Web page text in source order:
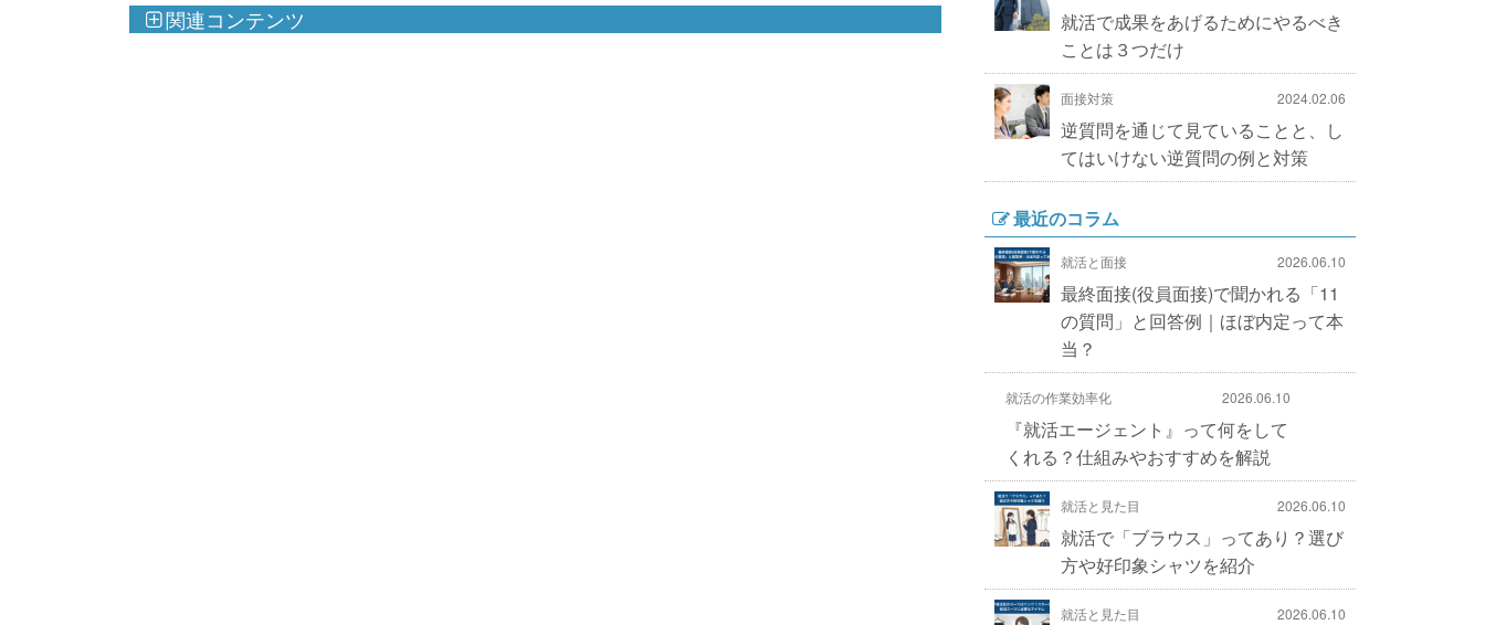
関連コンテンツ
就活で成果をあげるためにやるべき
ことは３つだけ
面接対策 2024.02.06
逆質問を通じて見ていることと、し
てはいけない逆質問の例と対策
最近のコラム
就活と面接 2026.06.10
最終面接(役員面接)で聞かれる「11
の質問」と回答例｜ほぼ内定って本
当？
就活の作業効率化 2026.06.10
『就活エージェント』って何をして
くれる？仕組みやおすすめを解説
就活と見た目 2026.06.10
就活で「ブラウス」ってあり？選び
方や好印象シャツを紹介
就活と見た目 2026.06.10